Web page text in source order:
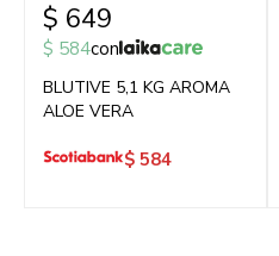
$ 649
$ 584con
BLUTIVE 5,1 KG AROMA
ALOE VERA
$ 584